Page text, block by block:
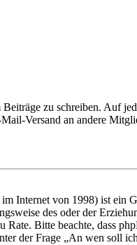
zu schreiben. Auf
Versand an andere
Internet von 1998) ist ein
des oder der
Bitte beachte, dass
der Frage „An wen soll